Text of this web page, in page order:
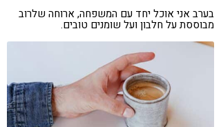
בערב אני אוכל יחד עם המשפחה, ארוחה שלרוב
מבוססת על חלבון ועל שומנים טובים.